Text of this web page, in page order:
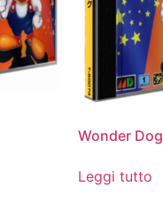
Wonder Dog
Leggi tutto